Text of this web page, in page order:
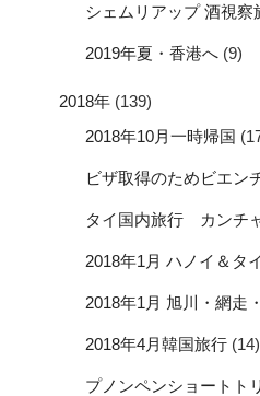
シェムリアップ 酒視察
2019年夏・香港へ (9)
2018年 (139)
2018年10月一時帰国
ビザ取得のためビエン
タイ国内旅行 カンチ
2018年1月 ハノイ＆タ
2018年1月 旭川・網走
2018年4月韓国旅行 (14)
プノンペンショートト